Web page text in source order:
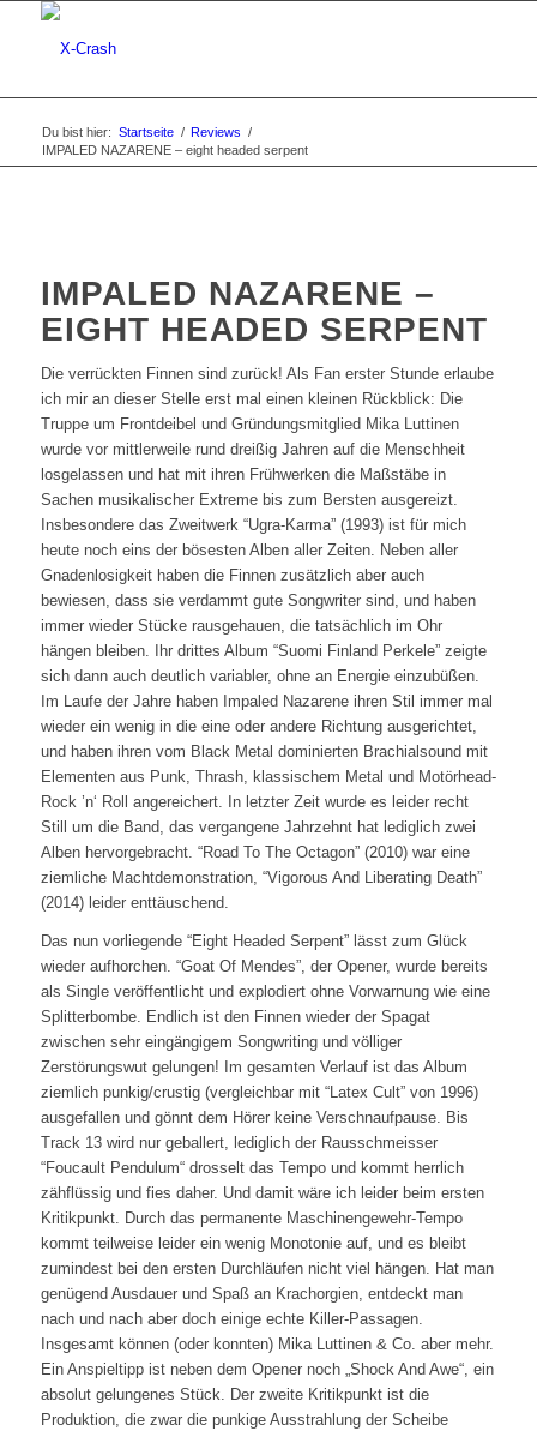
Du bist hier: Startseite / Reviews /
IMPALED NAZARENE – eight headed serpent
IMPALED NAZARENE –
EIGHT HEADED SERPENT
Die verrückten Finnen sind zurück! Als Fan erster Stunde erlaube
ich mir an dieser Stelle erst mal einen kleinen Rückblick: Die
Truppe um Frontdeibel und Gründungsmitglied Mika Luttinen
wurde vor mittlerweile rund dreißig Jahren auf die Menschheit
losgelassen und hat mit ihren Frühwerken die Maßstäbe in
Sachen musikalischer Extreme bis zum Bersten ausgereizt.
Insbesondere das Zweitwerk “Ugra-Karma” (1993) ist für mich
heute noch eins der bösesten Alben aller Zeiten. Neben aller
Gnadenlosigkeit haben die Finnen zusätzlich aber auch
bewiesen, dass sie verdammt gute Songwriter sind, und haben
immer wieder Stücke rausgehauen, die tatsächlich im Ohr
hängen bleiben. Ihr drittes Album “Suomi Finland Perkele” zeigte
sich dann auch deutlich variabler, ohne an Energie einzubüßen.
Im Laufe der Jahre haben Impaled Nazarene ihren Stil immer mal
wieder ein wenig in die eine oder andere Richtung ausgerichtet,
und haben ihren vom Black Metal dominierten Brachialsound mit
Elementen aus Punk, Thrash, klassischem Metal und Motörhead-
Rock ’n‘ Roll angereichert. In letzter Zeit wurde es leider recht
Still um die Band, das vergangene Jahrzehnt hat lediglich zwei
Alben hervorgebracht. “Road To The Octagon” (2010) war eine
ziemliche Machtdemonstration, “Vigorous And Liberating Death”
(2014) leider enttäuschend.
Das nun vorliegende “Eight Headed Serpent” lässt zum Glück
wieder aufhorchen. “Goat Of Mendes”, der Opener, wurde bereits
als Single veröffentlicht und explodiert ohne Vorwarnung wie eine
Splitterbombe. Endlich ist den Finnen wieder der Spagat
zwischen sehr eingängigem Songwriting und völliger
Zerstörungswut gelungen! Im gesamten Verlauf ist das Album
ziemlich punkig/crustig (vergleichbar mit “Latex Cult” von 1996)
ausgefallen und gönnt dem Hörer keine Verschnaufpause. Bis
Track 13 wird nur geballert, lediglich der Rausschmeisser
“Foucault Pendulum“ drosselt das Tempo und kommt herrlich
zähflüssig und fies daher. Und damit wäre ich leider beim ersten
Kritikpunkt. Durch das permanente Maschinengewehr-Tempo
kommt teilweise leider ein wenig Monotonie auf, und es bleibt
zumindest bei den ersten Durchläufen nicht viel hängen. Hat man
genügend Ausdauer und Spaß an Krachorgien, entdeckt man
nach und nach aber doch einige echte Killer-Passagen.
Insgesamt können (oder konnten) Mika Luttinen & Co. aber mehr.
Ein Anspieltipp ist neben dem Opener noch „Shock And Awe“, ein
absolut gelungenes Stück. Der zweite Kritikpunkt ist die
Produktion, die zwar die punkige Ausstrahlung der Scheibe